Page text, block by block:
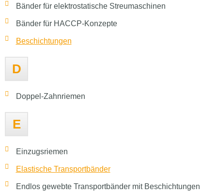
Bänder für elektrostatische Streumaschinen
Bänder für HACCP-Konzepte
Beschichtungen
D
Doppel-Zahnriemen
E
Einzugsriemen
Elastische Transportbänder
Endlos gewebte Transportbänder mit Beschichtungen